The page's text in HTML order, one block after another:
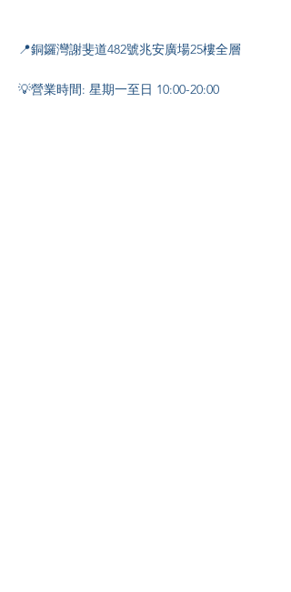
📍銅鑼灣謝斐道482號兆安廣場25樓全層
💡營業時間: 星期一至日 10:00-20:00